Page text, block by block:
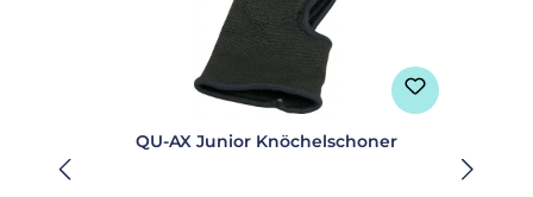
QU-AX Junior Knöchelschoner